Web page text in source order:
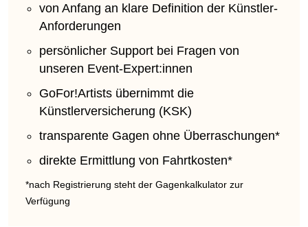
von Anfang an klare Definition der Künstler-
Anforderungen
persönlicher Support bei Fragen von
unseren Event-Expert:innen
GoFor!Artists übernimmt die
Künstlerversicherung (KSK)
transparente Gagen ohne Überraschungen*
direkte Ermittlung von Fahrtkosten*
*nach Registrierung steht der Gagenkalkulator zur
Verfügung